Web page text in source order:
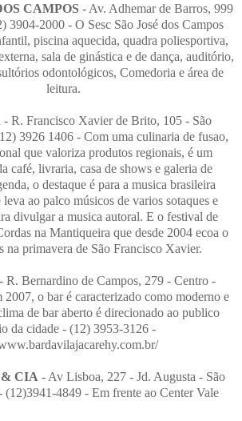
CAMPOS - Av. Adhemar de Barros, 999
3904-2000 - O Sesc São José dos Campos
piscina aquecida, quadra poliesportiva,
sala de ginástica e de dança, auditório,
odontológicos, Comedoria e área de
leitura.
- R. Francisco Xavier de Brito, 105 - São
3926 1406 - Com uma culinaria de fusao,
que valoriza produtos regionais, é um
café, livraria, casa de shows e galeria de
o destaque é para a musica brasileira
ao palco músicos de varios sotaques e
divulgar a musica autoral. E o festival de
na Mantiqueira que desde 2004 ecoa o
na primavera de São Francisco Xavier.
- R. Bernardino de Campos, 279 - Centro -
2007, o bar é caracterizado como moderno e
de bar aberto é direcionado ao publico
da cidade - (12) 3953-3126 -
CIA - Av Lisboa, 227 - Jd. Augusta - São
(12)3941-4849 - Em frente ao Center Vale